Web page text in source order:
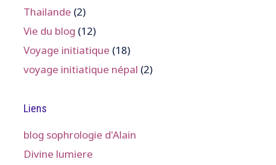
Thailande (2)
Vie du blog (12)
Voyage initiatique (18)
voyage initiatique népal (2)
Liens
blog sophrologie d'Alain
Divine lumiere